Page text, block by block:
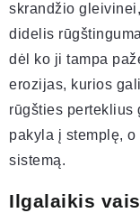
skrandžio
didelis
dėl ko ji tampa
erozijas, kurios
rūgšties perteklius
pakyla į stemplę,
sistemą.
Ilgalaikis